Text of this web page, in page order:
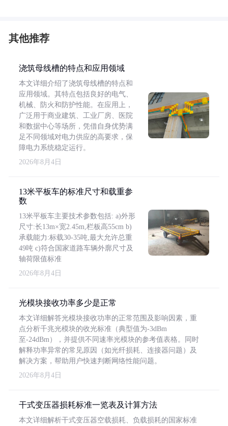
其他推荐
浇筑母线槽的特点和应用领域
本文详细介绍了浇筑母线槽的特点和
应用领域。其特点包括良好的电气、
机械、防火和防护性能。在应用上，
广泛用于商业建筑、工业厂房、医院
和数据中心等场所，凭借自身优势满
足不同领域对电力供应的高要求，保
障电力系统稳定运行。
2026年8月4日
13米平板车的标准尺寸和载重参
数
13米平板车主要技术参数包括: a)外形
尺寸:长13m×宽2.45m,栏板高55cm b)
承载能力:标载30-35吨,最大允许总重
49吨 c)符合国家道路车辆外廓尺寸及
轴荷限值标准
2026年8月4日
光模块接收功率多少是正常
本文详细解答光模块接收功率的正常范围及影响因素，重
点分析千兆光模块的收光标准（典型值为-3dBm
至-24dBm），并提供不同速率光模块的参考值表格。同时
解释功率异常的常见原因（如光纤损耗、连接器问题）及
解决方案，帮助用户快速判断网络性能问题。
2026年8月4日
干式变压器损耗标准一览表及计算方法
本文详细解析干式变压器空载损耗、负载损耗的国家标准